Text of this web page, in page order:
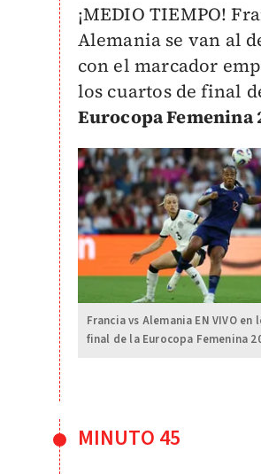
¡MEDIO TIEMPO!
Alemania se van al
con el marcador
los cuartos de final
Eurocopa Femenina
Francia vs Alemania EN VIVO
final de la Eurocopa Femenina
MINUTO 45